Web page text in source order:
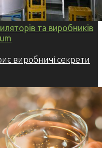
та виробників
виробничі секрети